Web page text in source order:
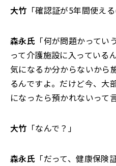
大竹 「確認証が5年間使え
森永氏 「何が問題かって
って介護施設に入っている
気になるか分からないから
るんですよ。だけど今、大
になったら預かれないって
大竹 「なんで？」
森永氏 「だって、健康保険